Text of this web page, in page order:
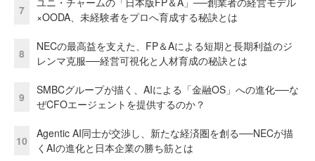
7
×OODA、未経験者をプロへ育成する秘訣とは
8
NECの最高益を支えた、FP＆Aによる短期と長期利益のジ
レンマ克服──経営可視化と人材育成の秘訣とは
9
SMBCグループが描く、AIによる「金融OS」への進化──な
ぜCFOエージェントを提供するのか？
10
Agentic AI同士が交渉し、新たな経済圏を創る──NECが描
くAIの進化と日本企業の勝ち筋とは